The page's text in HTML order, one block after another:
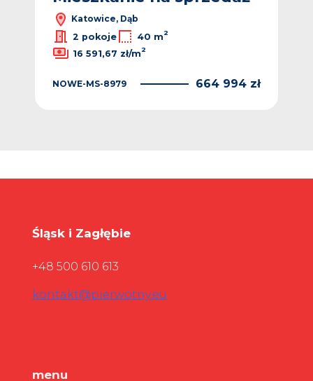
Katowice, Dąb
2 pokoje
40 m2
16 591,67 zł/m2
NOWE-MS-8979 664 994 zł
Śląsk i Zagłębie
+48 500 610 613
kontakt@pierwotny.eu
menu